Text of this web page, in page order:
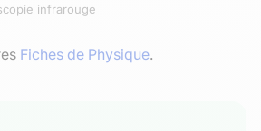
infrarouge
Fiches de Physique.